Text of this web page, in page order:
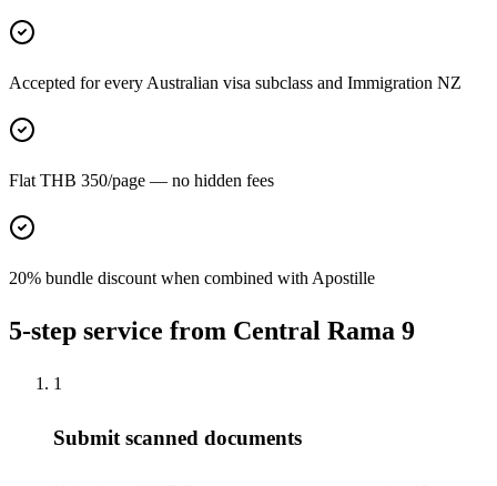
Accepted for every Australian visa subclass and Immigration NZ
Flat THB 350/page — no hidden fees
20% bundle discount when combined with Apostille
5-step service from Central Rama 9
1
Submit scanned documents